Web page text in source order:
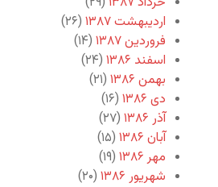
اردیبهشت ۱۳۸۷
(۲۶)
فروردین ۱۳۸۷
(۱۴)
اسفند ۱۳۸۶
(۲۴)
بهمن ۱۳۸۶
(۲۱)
دی ۱۳۸۶
(۱۶)
آذر ۱۳۸۶
(۲۷)
آبان ۱۳۸۶
(۱۵)
مهر ۱۳۸۶
(۱۹)
شهریور ۱۳۸۶
(۲۰)